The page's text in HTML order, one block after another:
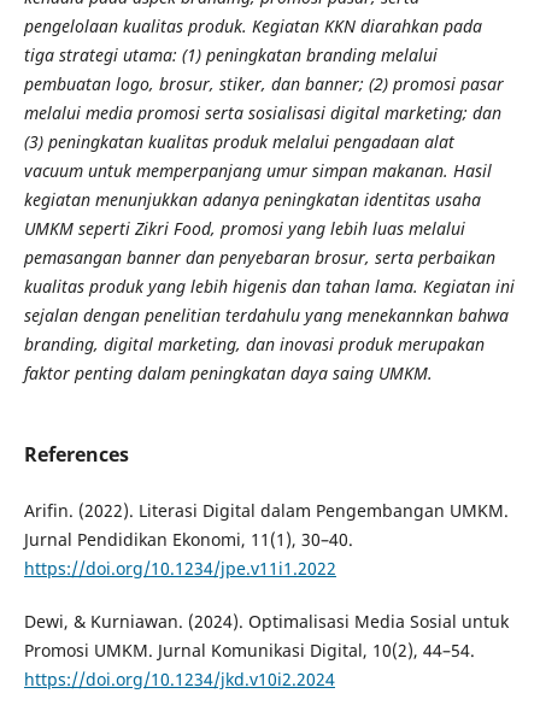
pengelolaan kualitas produk. Kegiatan KKN diarahkan pada
tiga strategi utama: (1) peningkatan branding melalui
pembuatan logo, brosur, stiker, dan banner; (2) promosi pasar
melalui media promosi serta sosialisasi digital marketing; dan
(3) peningkatan kualitas produk melalui pengadaan alat
vacuum untuk memperpanjang umur simpan makanan. Hasil
kegiatan menunjukkan adanya peningkatan identitas usaha
UMKM seperti Zikri Food, promosi yang lebih luas melalui
pemasangan banner dan penyebaran brosur, serta perbaikan
kualitas produk yang lebih higenis dan tahan lama. Kegiatan ini
sejalan dengan penelitian terdahulu yang menekannkan bahwa
branding, digital marketing, dan inovasi produk merupakan
faktor penting dalam peningkatan daya saing UMKM.
References
Arifin. (2022). Literasi Digital dalam Pengembangan UMKM.
Jurnal Pendidikan Ekonomi, 11(1), 30–40.
https://doi.org/10.1234/jpe.v11i1.2022
Dewi, & Kurniawan. (2024). Optimalisasi Media Sosial untuk
Promosi UMKM. Jurnal Komunikasi Digital, 10(2), 44–54.
https://doi.org/10.1234/jkd.v10i2.2024